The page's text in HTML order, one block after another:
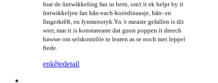
foar de ûntwikkeling fan in bern, om't it ek helpt by it
ûntwikkeljen fan hân-each-koördinaasje, hân- en
fingerkrêft, en fynmotoryk.Yn 'e measte gefallen is dit
wier, mar it is konstatearre dat guon poppen it dreech
hawwe om selskontrôle te learen as se noch mei leppel
fiede.
enkêtedetail